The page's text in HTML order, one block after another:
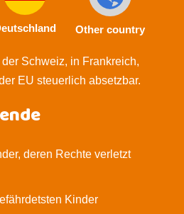
Other country
der Schweiz, in Frankreich,
EU steuerlich absetzbar.
deren Rechte verletzt
Kinder